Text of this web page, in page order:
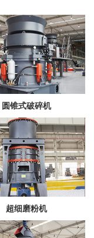
圆锥式破碎机
超细磨粉机